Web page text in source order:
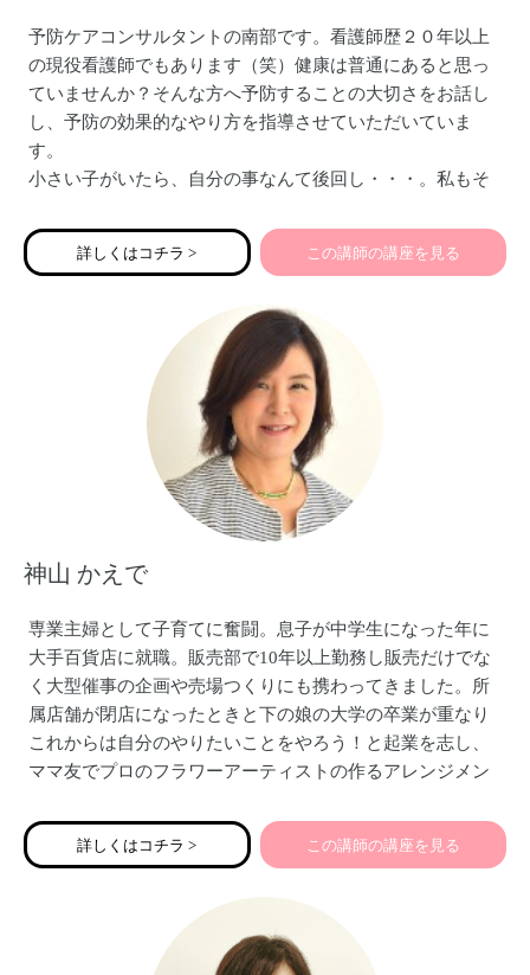
予防ケアコンサルタントの南部です。看護師歴２０年以上
の現役看護師でもあります（笑）健康は普通にあると思っ
ていませんか？そんな方へ予防することの大切さをお話し
し、予防の効果的なやり方を指導させていただいていま
す。
小さい子がいたら、自分の事なんて後回し・・・。私もそ
ためにママ自身の事を、考えるきっかけになれたら嬉しい
です。
詳しくはコチラ > この講師の講座を見る
神山 かえで
専業主婦として子育てに奮闘。息子が中学生になった年に
大手百貨店に就職。販売部で10年以上勤務し販売だけでな
く大型催事の企画や売場つくりにも携わってきました。所
属店舗が閉店になったときと下の娘の大学の卒業が重なり
これからは自分のやりたいことをやろう！と起業を志し、
ママ友でプロのフラワーアーティストの作るアレンジメン
加した起業塾の主催者から販売についてアドバイスする仕
事をして欲しいと依頼され販売アドバイザーを始めまし
た経験も踏まえ実践的な方法をアドバイスしています。
詳しくはコチラ > この講師の講座を見る